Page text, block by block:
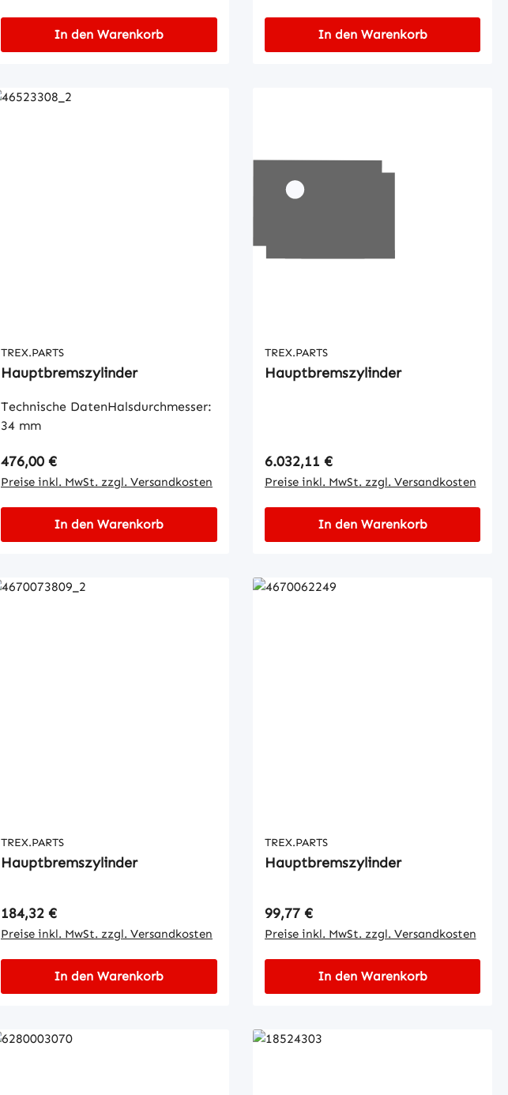
In den Warenkorb In den Warenkorb
TREX.PARTS
Hauptbremszylinder
Technische DatenHalsdurchmesser:
34 mm
Regulärer Preis:
476,00 €
Preise inkl. MwSt. zzgl. Versandkosten
In den Warenkorb
TREX.PARTS
Hauptbremszylinder
Regulärer Preis:
6.032,11 €
Preise inkl. MwSt. zzgl. Versandkosten
In den Warenkorb
TREX.PARTS
Hauptbremszylinder
Regulärer Preis:
184,32 €
Preise inkl. MwSt. zzgl. Versandkosten
In den Warenkorb
TREX.PARTS
Hauptbremszylinder
Regulärer Preis:
99,77 €
Preise inkl. MwSt. zzgl. Versandkosten
In den Warenkorb